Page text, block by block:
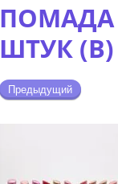
ПОМАДА
ШТУК (B)
Предыдущий